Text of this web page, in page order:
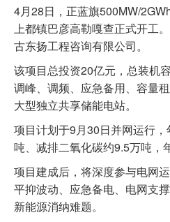
4月28日，正蓝旗500MW/
上都镇巴彦高勒嘎查正式开工
古东扬工程咨询有限公司。
该项目总投资20亿元，总装机
调峰、调频、应急备用、容量
大型独立共享储能电站。
项目计划于9月30日并网运行
吨、减排二氧化碳约9.5万吨，
项目建成后，将深度参与电网
平抑波动、应急备电、电网支
新能源消纳难题。